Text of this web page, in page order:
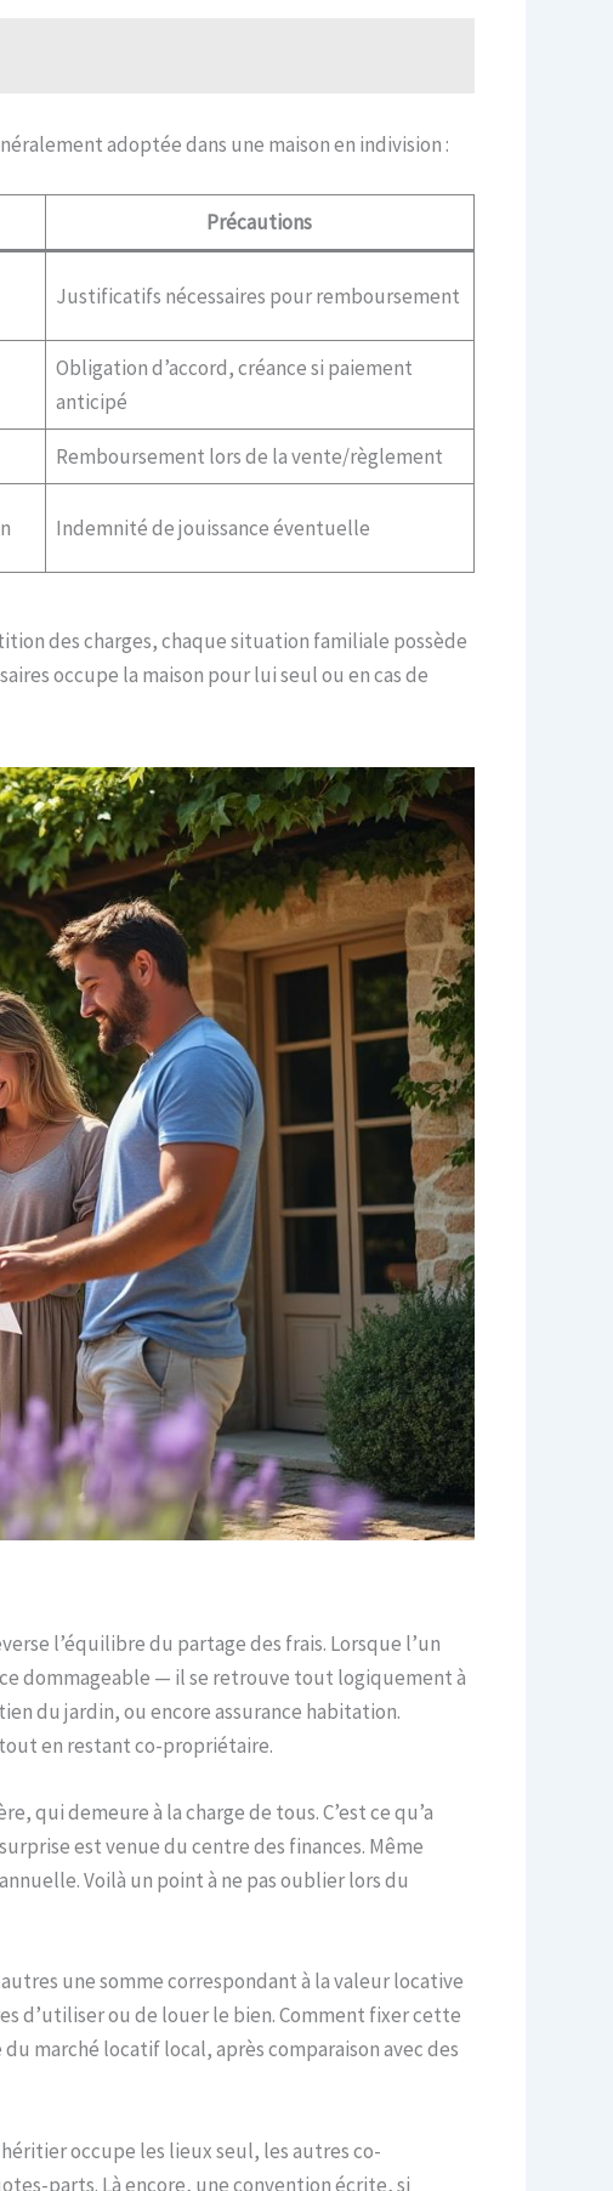
adoptée dans une maison en indivision :
Précautions
Justificatifs nécessaires pour remboursement
Obligation d’accord, créance si paiement
anticipé
Remboursement lors de la vente/règlement
Indemnité de jouissance éventuelle
des charges, chaque situation familiale possède
occupe la maison pour lui seul ou en cas de
l’équilibre du partage des frais. Lorsque l’un
dommageable — il se retrouve tout logiquement à
du jardin, ou encore assurance habitation.
en restant co-propriétaire.
qui demeure à la charge de tous. C’est ce qu’a
est venue du centre des finances. Même
Voilà un point à ne pas oublier lors du
une somme correspondant à la valeur locative
d’utiliser ou de louer le bien. Comment fixer cette
marché locatif local, après comparaison avec des
occupe les lieux seul, les autres co-
parts. Là encore, une convention écrite, si